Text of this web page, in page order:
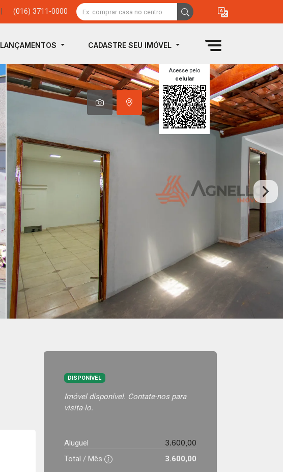
(016) 3711-0000
LANÇAMENTOS CADASTRE SEU IMÓVEL
Acesse pelo
celular
DISPONÍVEL
Imóvel disponível. Contate-nos para
visita-lo.
Aluguel 3.600,00
Total / Mês 3.600,00